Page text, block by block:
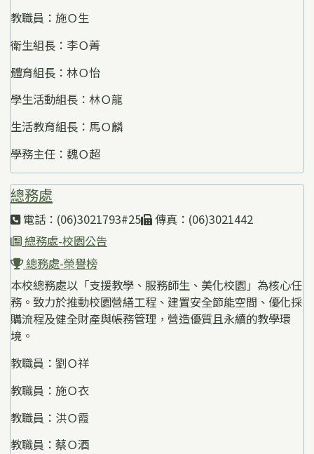
教職員：施Ｏ生
衛生組長：李Ｏ菁
體育組長：林Ｏ怡
學生活動組長：林Ｏ龍
生活教育組長：馬Ｏ麟
學務主任：魏Ｏ超
總務處
電話：(06)3021793#25
傳真：(06)3021442
總務處-校園公告
總務處-榮譽榜
本校總務處以「支援教學、服務師生、美化校園」為核心任
務。致力於推動校園營繕工程、建置安全節能空間、優化採
購流程及健全財產與帳務管理，營造優質且永續的教學環
境。
教職員：劉Ｏ祥
教職員：施Ｏ衣
教職員：洪Ｏ霞
教職員：蔡Ｏ酒